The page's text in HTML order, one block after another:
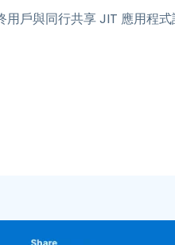
用戶與同行共享 JIT 應用程